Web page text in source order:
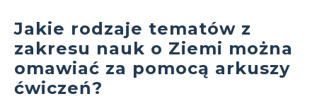
Jakie rodzaje tematów z
zakresu nauk o Ziemi można
omawiać za pomocą arkuszy
ćwiczeń?